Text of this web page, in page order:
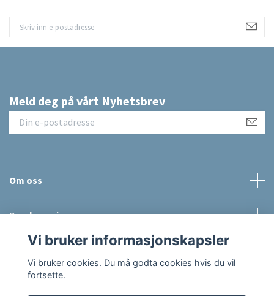
Meld deg på vårt Nyhetsbrev
Om oss
Kundeservice
Vi bruker informasjonskapsler
Vi bruker cookies. Du må godta cookies hvis du vil
fortsette.